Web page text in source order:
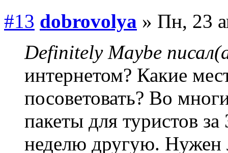
#13 dobrovolya » Пн, 23
Definitely Maybe
интернетом? Какие
посоветовать? Во
пакеты для туристов
неделю другую.